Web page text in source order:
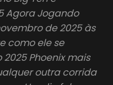
Agora Jogando
de 2025 às
como ele se
Phoenix mais
outra corrida